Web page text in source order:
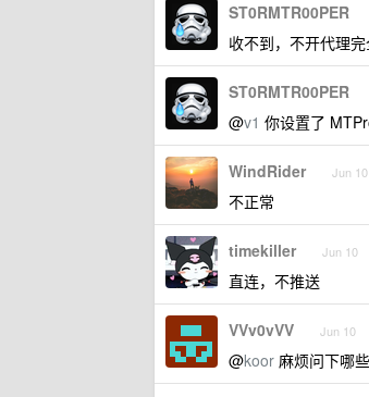
ST0RMTR00PER
收不到，不开代理
ST0RMTR00PER
@v1 你设置了
WindRider Jun
不正常
timekiller Jun 10
直连，不推送
VVv0vVV Jun 10
@koor 麻烦问下哪